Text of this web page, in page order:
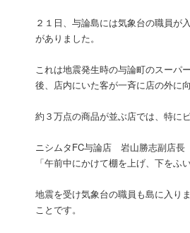
２１日、与論島には気象台の職員が
がありました。
これは地震発生時の与論町のスーパ
後、店内にいた客が一斉に店の外に
約３万点の商品が並ぶ店では、特に
ニシムタFC与論店 岩山勝志副店長
「午前中にかけて棚を上げ、下をふ
地震を受け気象台の職員も島に入り
ことです。